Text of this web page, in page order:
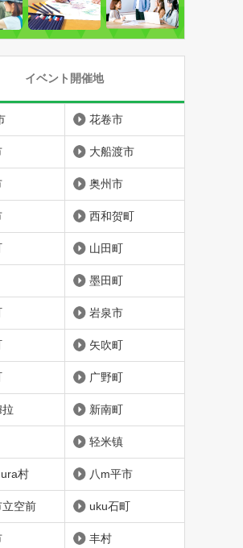
イベント開催地
花卷市
大船渡市
奥州市
西和贺町
山田町
墨田町
岩泉市
矢吹町
广野町
拉 新南町
轻米镇
村 八m平市
空前 uku石町
丰村